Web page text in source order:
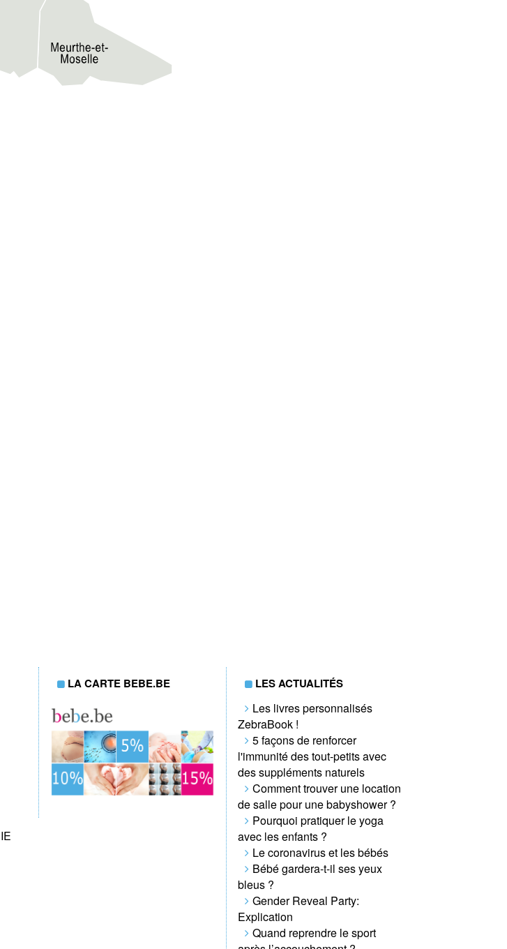
LA CARTE BEBE.BE LES ACTUALITÉS
Les livres personnalisés
ZebraBook !
5 façons de renforcer
l'immunité des tout-petits avec
des suppléments naturels
Comment trouver une location
de salle pour une babyshower ?
Pourquoi pratiquer le yoga
avec les enfants ?
Le coronavirus et les bébés
Bébé gardera-t-il ses yeux
bleus ?
Gender Reveal Party:
Explication
Quand reprendre le sport